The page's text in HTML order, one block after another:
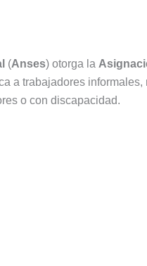
(Anses) otorga la
a trabajadores
o con discapacidad.